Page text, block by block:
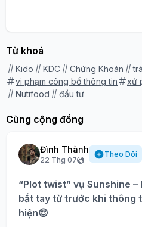
Từ khoá
Kido KDC Chứng Khoán
vi phạm công bố thông tin
xử
Nutifood
đầu tư
Cùng cộng đồng
Đình Thành
22 Thg 07
Theo Dõi
“Plot twist” vụ Sunshine –
bắt tay từ trước khi thông
hiện😌